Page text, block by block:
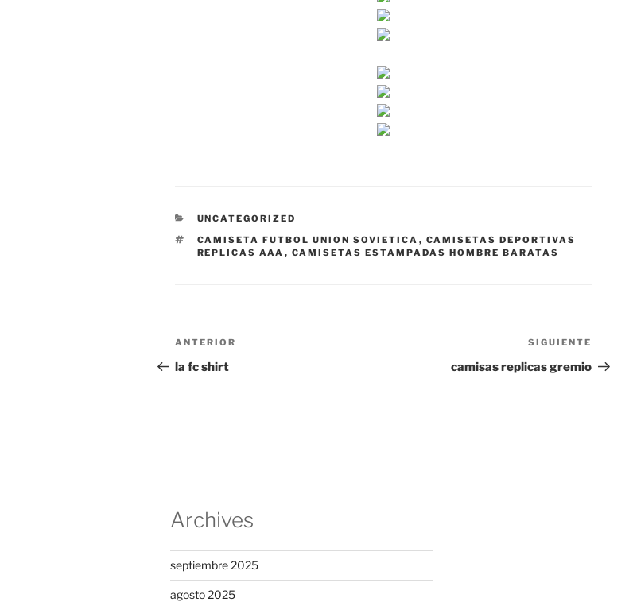
CATEGORÍAS
UNCATEGORIZED
ETIQUETAS
CAMISETA FUTBOL UNION SOVIETICA , CAMISETAS DEPORTIVAS
REPLICAS AAA , CAMISETAS ESTAMPADAS HOMBRE BARATAS
Navegación
de
Entrada
anterior:
ANTERIOR
la fc shirt
entrada
SIGUIENTE
camisas replicas gremio
Archives
septiembre 2025
agosto 2025